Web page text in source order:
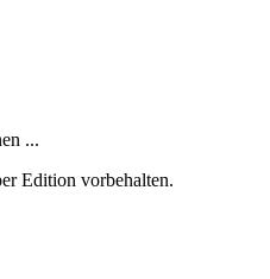
...
Edition vorbehalten.